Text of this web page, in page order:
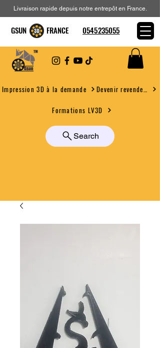
Impression 3D à la demande
Formations LV3D
Search
Livraison rapide depuis notre entrepôt en France.
GSUN FRANCE 0545235055